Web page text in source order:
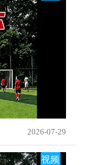
2026-07-29
视频